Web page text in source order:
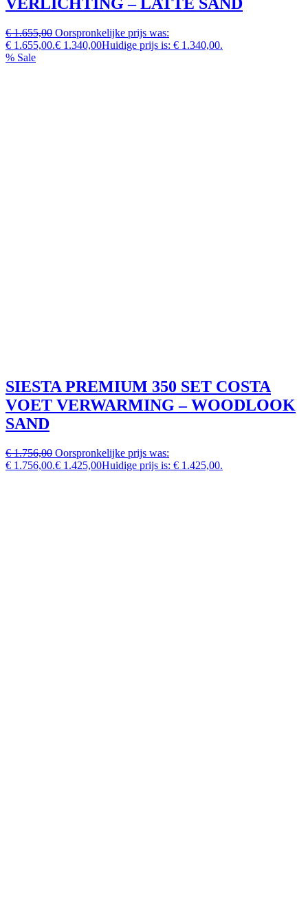
€ 1.655,00 Oorspronkelijke prijs was:
€ 1.655,00.€ 1.340,00Huidige prijs is: € 1.340,00.
% Sale
SIESTA PREMIUM 350 SET COSTA
VOET VERWARMING – WOODLOOK
SAND
€ 1.756,00 Oorspronkelijke prijs was:
€ 1.756,00.€ 1.425,00Huidige prijs is: € 1.425,00.